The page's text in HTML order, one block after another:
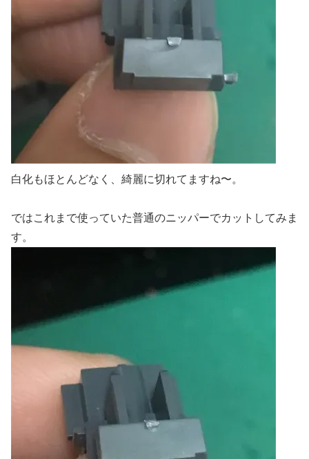
白化もほとんどなく、綺麗に切れてますね〜。
ではこれまで使っていた普通のニッパーでカットしてみま
す。